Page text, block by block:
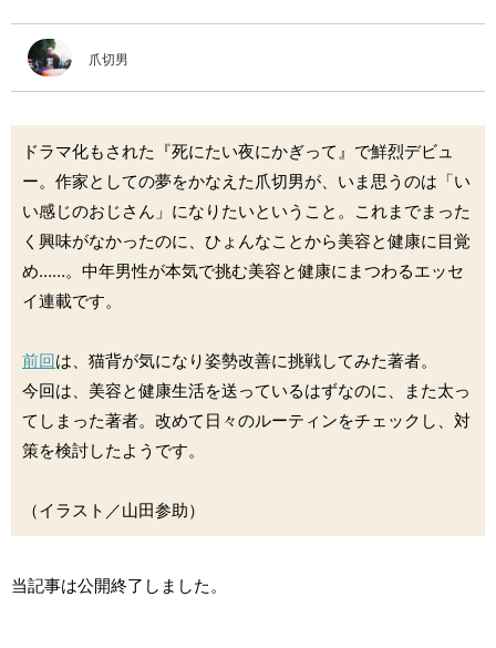
爪切男
ドラマ化もされた『死にたい夜にかぎって』で鮮烈デビュ
ー。作家としての夢をかなえた爪切男が、いま思うのは「い
い感じのおじさん」になりたいということ。これまでまった
く興味がなかったのに、ひょんなことから美容と健康に目覚
め……。中年男性が本気で挑む美容と健康にまつわるエッセ
イ連載です。
前回は、猫背が気になり姿勢改善に挑戦してみた著者。
今回は、美容と健康生活を送っているはずなのに、また太っ
てしまった著者。改めて日々のルーティンをチェックし、対
策を検討したようです。
（イラスト／山田参助）
当記事は公開終了しました。